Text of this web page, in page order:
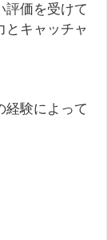
評価を受けて
とキャッチャ
経験によって